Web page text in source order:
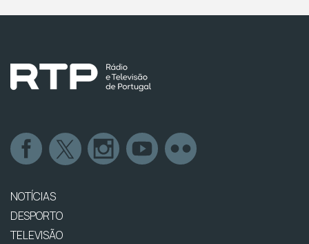
NOTÍCIAS
DESPORTO
TELEVISÃO